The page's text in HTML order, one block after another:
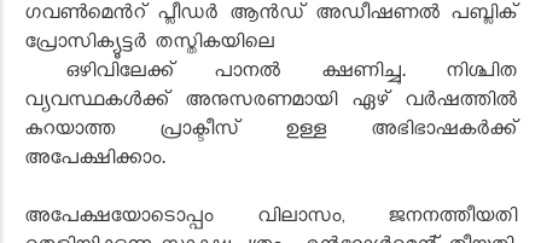
ഗവൺമെൻറ് പ്ലീഡർ ആൻഡ് അഡീഷണൽ പബ്ലിക്
പ്രോസിക്യൂട്ടർ തസ്തികയിലെ
ഒഴിവിലേക്ക് പാനൽ ക്ഷണിച്ചു. നിശ്ചിത
വ്യവസ്ഥകൾക്ക് അനുസരണമായി ഏഴ് വർഷത്തിൽ
കുറയാത്ത പ്രാക്ടീസ് ഉള്ള അഭിഭാഷകർക്ക്
അപേക്ഷിക്കാം.
അപേക്ഷയോടൊപ്പം വിലാസം, ജനനത്തീയതി